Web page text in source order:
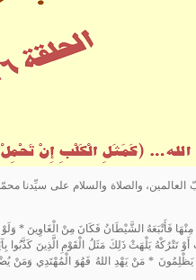
والصلاة والسلام على سيِّدنا
مِنْهَا فَأَتْبَعَهُ الشَّيْطَانُ فَكَانَ مِنْ الْغَاوِينَ *
تَتْرُكْهُ يَلْهَثْ ذَلِكَ مَثَلُ الْقَوْمِ الَّذِينَ